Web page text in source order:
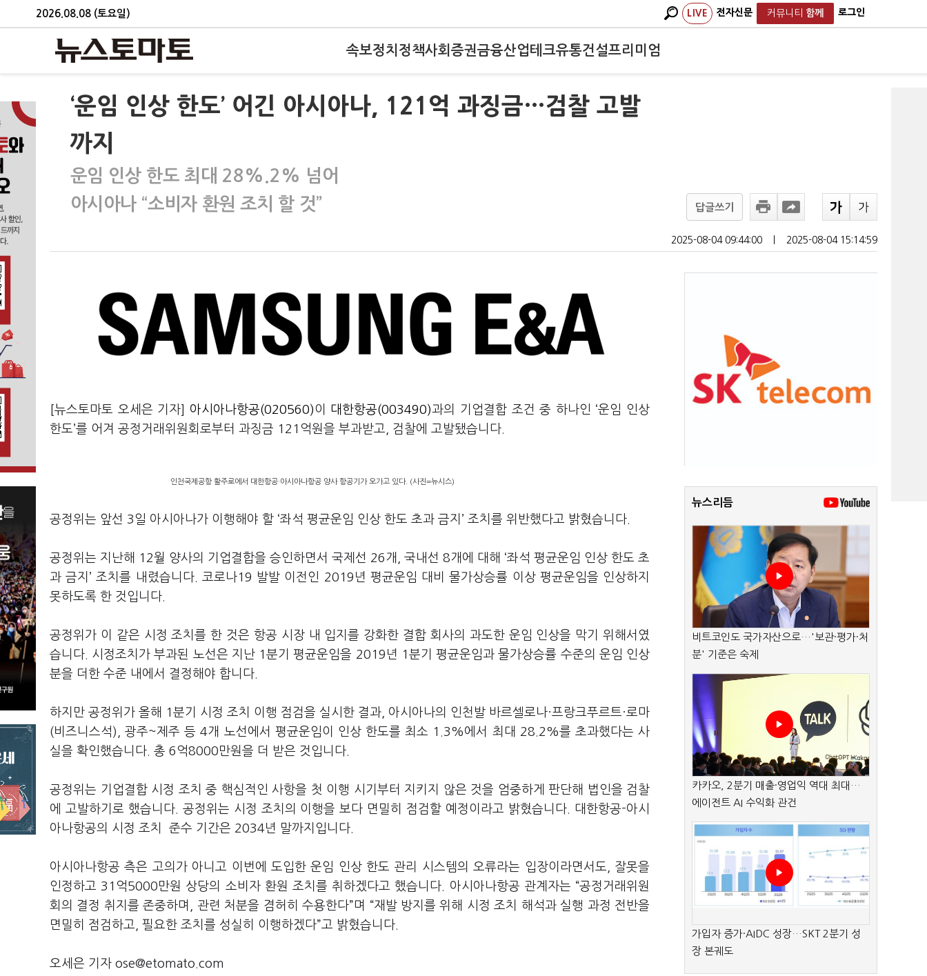
2026.08.08 (토요일) LIVE 전자신문 커뮤니티 함께 로그인
속보정치 정책사회 증권금융산업테크유통건설프리미엄
‘운임 인상 한도’ 어긴 아시아나, 121억 과징금…검찰 고발
까지
운임 인상 한도 최대 28%.2% 넘어
아시아나 “소비자 환원 조치 할 것”
답글쓰기
2025-08-04 09:44:00 2025-08-04 15:14:59
[뉴스토마토 오세은 기자] 아시아나항공(020560)이 대한항공(003490)과의 기업결합 조건 중 하나인 ‘운임 인상
한도’를 어겨 공정거래위원회로부터 과징금 121억원을 부과받고, 검찰에 고발됐습니다.
인천국제공항 활주로에서 대한항공·아시아나항공 양사 항공기가 오가고 있다. (사진=뉴시스)
공정위는 앞선 3일 아시아나가 이행해야 할 ‘좌석 평균운임 인상 한도 초과 금지’ 조치를 위반했다고 밝혔습니다.
공정위는 지난해 12월 양사의 기업결합을 승인하면서 국제선 26개, 국내선 8개에 대해 ‘좌석 평균운임 인상 한도 초
과 금지’ 조치를 내렸습니다. 코로나19 발발 이전인 2019년 평균운임 대비 물가상승률 이상 평균운임을 인상하지
못하도록 한 것입니다.
공정위가 이 같은 시정 조치를 한 것은 항공 시장 내 입지를 강화한 결합 회사의 과도한 운임 인상을 막기 위해서였
습니다. 시정조치가 부과된 노선은 지난 1분기 평균운임을 2019년 1분기 평균운임과 물가상승률 수준의 운임 인상
분을 더한 수준 내에서 결정해야 합니다.
하지만 공정위가 올해 1분기 시정 조치 이행 점검을 실시한 결과, 아시아나의 인천발 바르셀로나·프랑크푸르트·로마
(비즈니스석), 광주~제주 등 4개 노선에서 평균운임이 인상 한도를 최소 1.3%에서 최대 28.2%를 초과했다는 사
실을 확인했습니다. 총 6억8000만원을 더 받은 것입니다.
공정위는 기업결합 시정 조치 중 핵심적인 사항을 첫 이행 시기부터 지키지 않은 것을 엄중하게 판단해 법인을 검찰
에 고발하기로 했습니다. 공정위는 시정 조치의 이행을 보다 면밀히 점검할 예정이라고 밝혔습니다. 대한항공-아시
아나항공의 시정 조치 준수 기간은 2034년 말까지입니다.
아시아나항공 측은 고의가 아니고 이번에 도입한 운임 인상 한도 관리 시스템의 오류라는 입장이라면서도, 잘못을
인정하고 31억5000만원 상당의 소비자 환원 조치를 취하겠다고 했습니다. 아시아나항공 관계자는 “공정거래위원
회의 결정 취지를 존중하며, 관련 처분을 겸허히 수용한다”며 “재발 방지를 위해 시정 조치 해석과 실행 과정 전반을
면밀히 점검하고, 필요한 조치를 성실히 이행하겠다”고 밝혔습니다.
오세은 기자 ose@etomato.com
뉴스리듬
비트코인도 국가자산으로…'보관·평가·처
분' 기준은 숙제
카카오, 2분기 매출·영업익 역대 최대…
에이전트 AI 수익화 관건
가입자 증가·AIDC 성장…SKT 2분기 성
장 본궤도